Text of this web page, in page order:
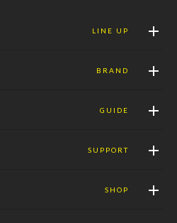
LINE UP
BRAND
GUIDE
SUPPORT
SHOP